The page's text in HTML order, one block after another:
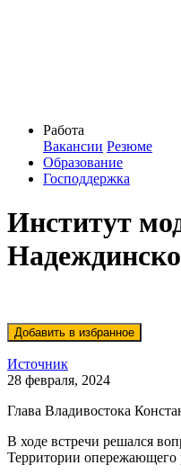
Работа
Вакансии Резюме
Образование
Господдержка
Институт
Источник
28 февраля, 2024
Глава Владивостока
В ходе встречи решался
Территории опережающего